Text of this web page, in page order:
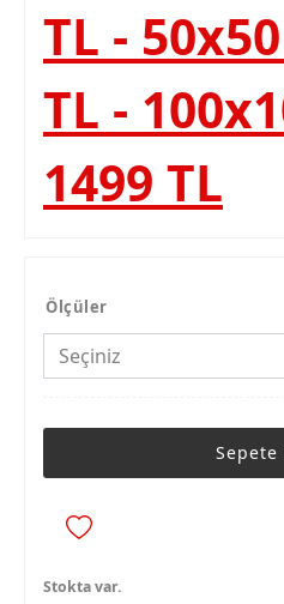
TL -
TL -
1499 TL
Ölçüler
Sepete
Stokta var.